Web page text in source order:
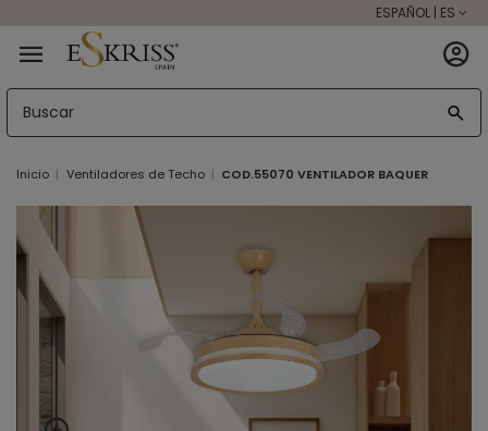
ESPAÑOL | ES
Inicio Ventiladores de Techo COD.55070 VENTILADOR BAQUER